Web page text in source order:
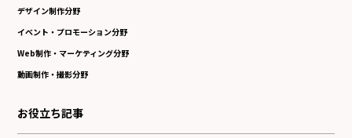
デザイン制作分野
イベント・プロモーション分野
Web制作・マーケティング分野
動画制作・撮影分野
お役立ち記事